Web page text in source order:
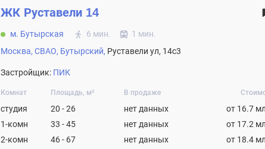
ЖК Руставели 14
м. Бутырская 6 мин.
1 мин.
Москва, СВАО, Бутырский, Руставели ул, 14с3
Застройщик: ПИК
Комнат Площадь, м² В продаже
студия 20 - 26 нет данных
от 16.7
1-комн
33 - 45 нет данных
от 17.2
2-комн
46 - 67 нет данных
от 18.4